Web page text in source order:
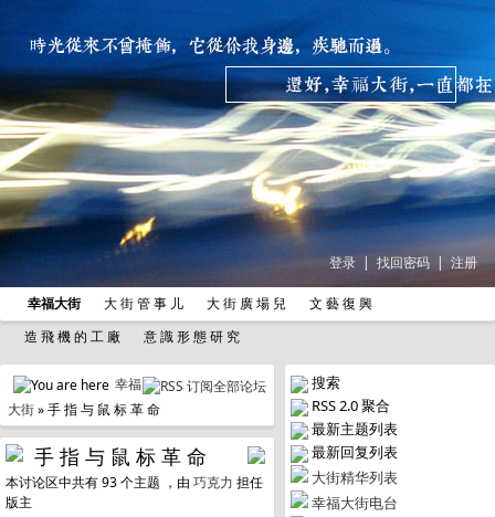
登录 | 找回密码 | 注册
幸福大街 大 街 管 事 儿 大 街 廣 場 兒
文 藝 復 興
造 飛 機 的 工 廠
意 識 形 態 研 究
搜索
RSS 2.0 聚合
最新主题列表
最新回复列表
大街精华列表
幸福大街电台
幸福
大街» 手 指 与 鼠 标 革 命
手 指 与 鼠 标 革 命
本讨论区中共有 93 个主题 ，由 巧克力 担任
版主